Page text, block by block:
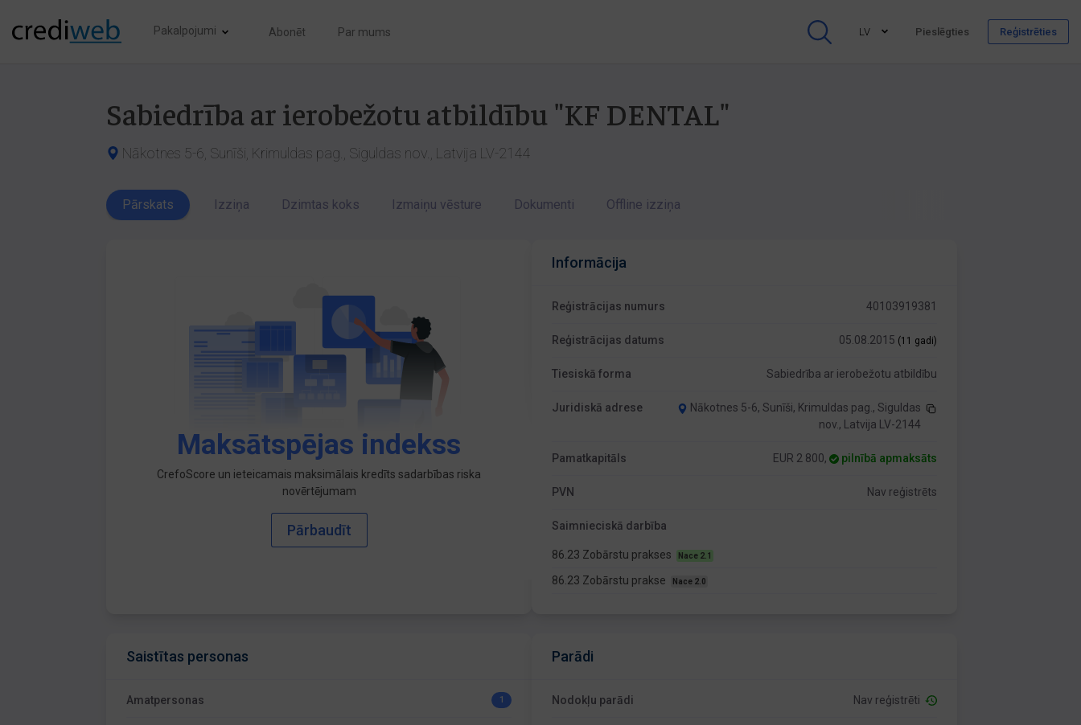
Pakalpojumi Abonēt Par mums LV Pieslēgties Reģistrēties
Sabiedrība ar ierobežotu atbildību "KF DENTAL"
Nākotnes 5-6, Sunīši, Krimuldas pag., Siguldas nov., Latvija LV-2144
Pārskats Izziņa Dzimtas koks Izmaiņu vēsture Dokumenti Offline izziņa
Maksātspējas indekss
CrefoScore un ieteicamais maksimālais kredīts sadarbības riska
novērtējumam
Pārbaudīt
Informācija
Reģistrācijas numurs 40103919381
Reģistrācijas datums 05.08.2015 (11 gadi)
Tiesiskā forma Sabiedrība ar ierobežotu atbildību
Juridiskā adrese
Nākotnes 5-6, Sunīši, Krimuldas pag., Siguldas
nov., Latvija LV-2144
Pamatkapitāls EUR 2 800, pilnībā apmaksāts
PVN Nav reģistrēts
Saimnieciskā darbība
86.23 Zobārstu prakses Nace 2.1
86.23 Zobārstu prakse Nace 2.0
Saistītas personas
Amatpersonas 1
Parādi
Nodokļu parādi Nav reģistrēti